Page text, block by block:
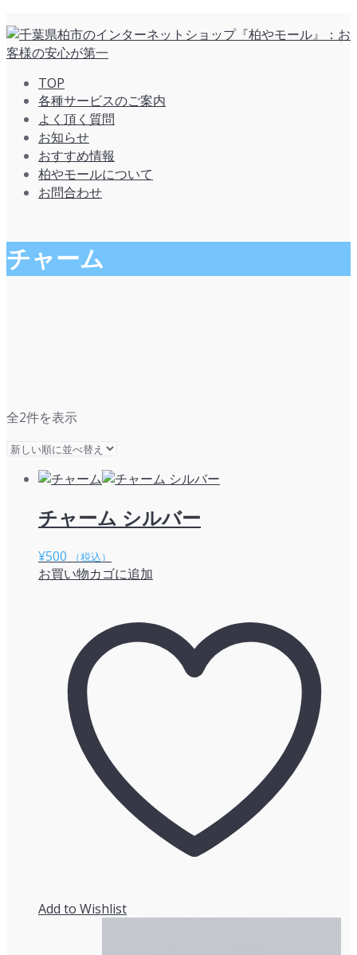
TOP
各種サービスのご案内
よく頂く質問
お知らせ
おすすめ情報
柏やモールについて
お問合わせ
チャーム
全2件を表示新
い
チャーム シルバー
¥500 （税込）
お買い物カゴに追加
Add to Wishlist